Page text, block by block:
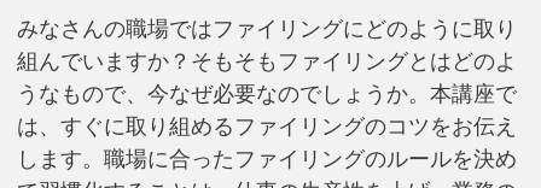
検
索:
みなさんの職場ではファイリングにどのように取り
組んでいますか？そもそもファイリングとはどのよ
うなもので、今なぜ必要なのでしょうか。本講座で
は、すぐに取り組めるファイリングのコツをお伝え
します。職場に合ったファイリングのルールを決め